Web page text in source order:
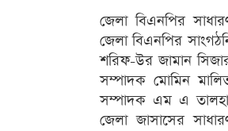
জেলা বিএনপির
জেলা বিএনপির
শরিফ-উর জামান
সম্পাদক মোমিন
সম্পাদক এম এ
জেলা জাসাসের